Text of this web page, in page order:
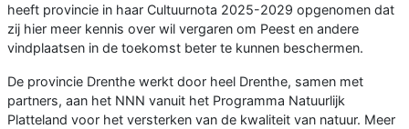
heeft provincie in haar Cultuurnota 2025-2029 opgenomen dat
zij hier meer kennis over wil vergaren om Peest en andere
vindplaatsen in de toekomst beter te kunnen beschermen.
De provincie Drenthe werkt door heel Drenthe, samen met
partners, aan het NNN vanuit het Programma Natuurlijk
Platteland voor het versterken van de kwaliteit van natuur. Meer